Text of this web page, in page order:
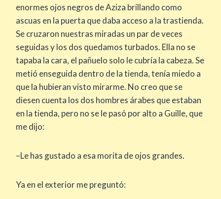
enormes ojos negros de Aziza brillando como
ascuas en la puerta que daba acceso a la trastienda.
Se cruzaron nuestras miradas un par de veces
seguidas y los dos quedamos turbados. Ella no se
tapaba la cara, el pañuelo solo le cubría la cabeza. Se
metió enseguida dentro de la tienda, tenía miedo a
que la hubieran visto mirarme. No creo que se
diesen cuenta los dos hombres árabes que estaban
en la tienda, pero no se le pasó por alto a Guille, que
me dijo:
–Le has gustado a esa morita de ojos grandes.
Ya en el exterior me preguntó: